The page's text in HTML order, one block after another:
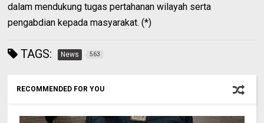
dalam mendukung tugas pertahanan wilayah serta
pengabdian kepada masyarakat. (*)
TAGS: News 563
RECOMMENDED FOR YOU